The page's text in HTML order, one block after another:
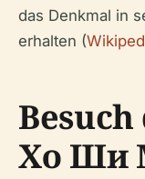
das Denkmal in
erhalten (
Хо Ши